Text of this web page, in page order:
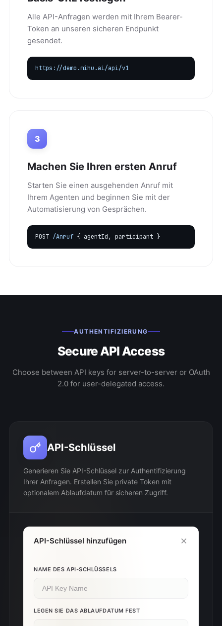
Alle API-Anfragen werden mit Ihrem Bearer-
Token an unseren sicheren Endpunkt
gesendet.
https://demo.mihu.ai/api/v1
3
Machen Sie Ihren ersten Anruf
Starten Sie einen ausgehenden Anruf mit
Ihrem Agenten und beginnen Sie mit der
Automatisierung von Gesprächen.
POST /Anruf { agentId, participant }
AUTHENTIFIZIERUNG
Secure API Access
Choose between API keys for server-to-server or OAuth
2.0 for user-delegated access.
API-Schlüssel
Generieren Sie API-Schlüssel zur Authentifizierung
Ihrer Anfragen. Erstellen Sie private Token mit
optionalem Ablaufdatum für sicheren Zugriff.
API-Schlüssel hinzufügen
NAME DES API-SCHLÜSSELS
LEGEN SIE DAS ABLAUFDATUM FEST